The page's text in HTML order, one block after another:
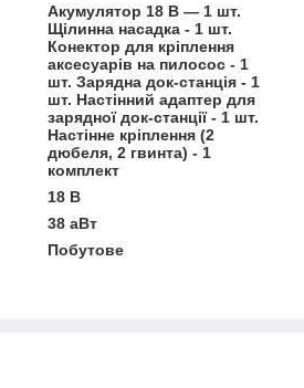
Акумулятор 18 В — 1 шт.
Щілинна насадка - 1 шт.
Конектор для кріплення
аксесуарів на пилосос - 1
шт. Зарядна док-станція - 1
шт. Настінний адаптер для
зарядної док-станції - 1 шт.
Настінне кріплення (2
дюбеля, 2 гвинта) - 1
комплект
18 В
38 аВт
Побутове